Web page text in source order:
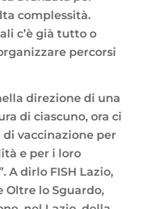
complessità.
c’è già tutto o
percorsi
direzione di una
di ciascuno, ora ci
vaccinazione per
e per i loro
A dirlo FISH Lazio,
Oltre lo Sguardo,